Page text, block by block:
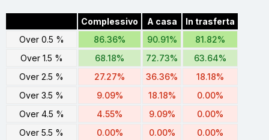
Complessivo A casa
In trasferta
Over 0.5 %
86.36% 90.91%
81.82%
Over 1.5 %
68.18% 72.73%
63.64%
Over 2.5 %
27.27% 36.36%
18.18%
Over 3.5 %
9.09% 18.18%
0.00%
Over 4.5 %
4.55% 9.09%
0.00%
Over 5.5 %
0.00% 0.00%
0.00%